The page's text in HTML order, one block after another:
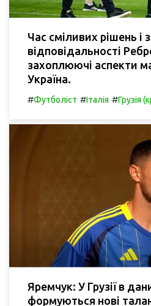
Час сміливих рішень і
відповідальності
захоплюючі аспекти
Україна.
#Футболіст #Італія #Грузія
Яремчук: У Грузії в
формуються нові